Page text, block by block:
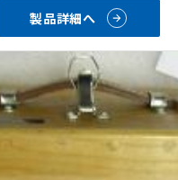
製品詳細へ